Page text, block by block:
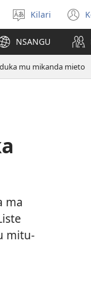
Sola
zu
Kilari
NSANGU
mu mikanda mieto
ma
mitu-